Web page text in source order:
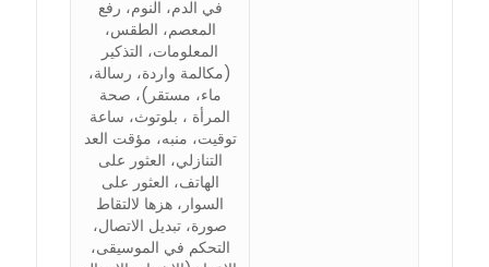
في الدم، النوم، رفع
المعصم، الطقس،
المعلومات، التذكير
(مكالمة واردة، رسالة،
ماء، مستقر)، صحة
المرأة ، بلوتوث، ساعة
توقيت، منبه، مؤقت العد
التنازلي، العثور على
الهاتف، العثور على
السوار، هزها لالتقاط
صورة، تبديل الاتصال،
التحكم في الموسيقى،